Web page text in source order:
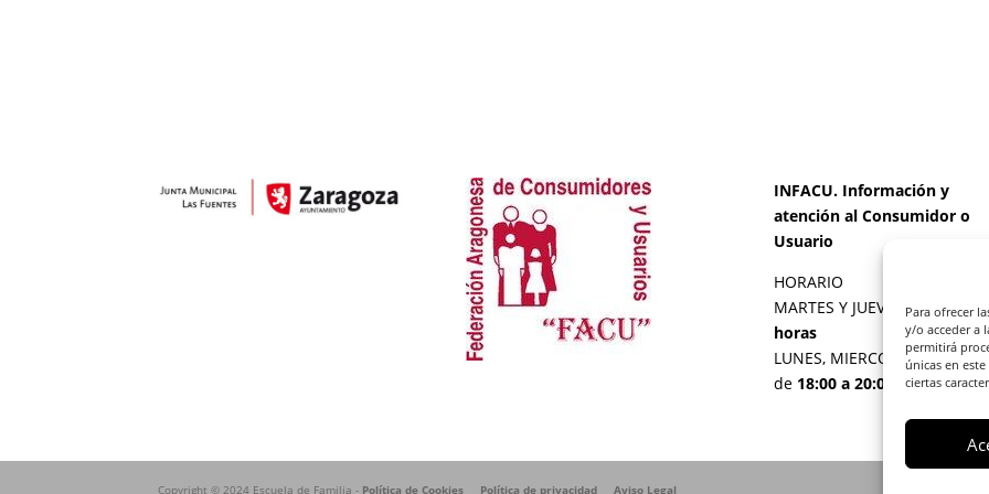
Para ofrecer
y/o acceder a
permitirá
únicas en
ciertas
INFACU. Información y
atención al Consumidor o
Usuario
HORARIO
MARTES Y JUEVES de17:00 a
horas
LUNES, MIERCOLES Y
de 18:00 a 20:00 horas
Copyright © 2024 Escuela de Familia - Política de Cookies Política de privacidad Aviso Legal